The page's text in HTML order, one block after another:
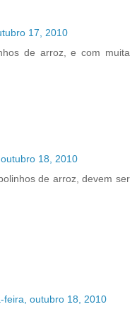
17, 2010
de arroz, e com muita
18, 2010
de arroz, devem ser
feira, outubro 18, 2010